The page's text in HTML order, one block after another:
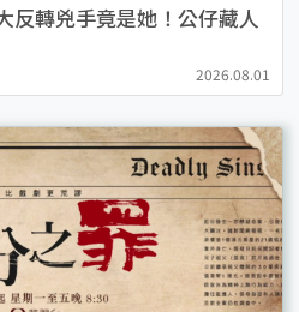
反轉兇手竟是她！公仔藏人
2026.08.01